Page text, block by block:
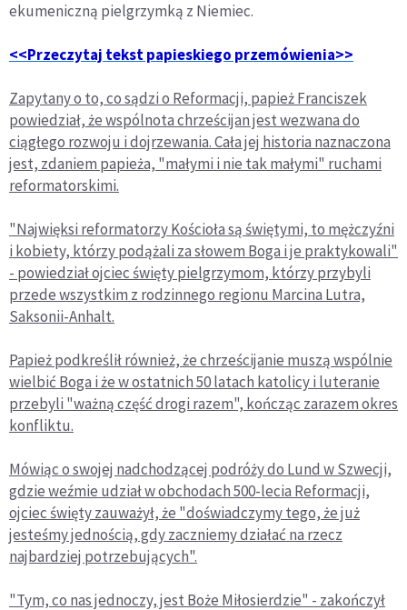
ekumeniczną pielgrzymką z Niemiec.
<<Przeczytaj tekst papieskiego przemówienia>>
Zapytany o to, co sądzi o Reformacji, papież Franciszek
powiedział, że wspólnota chrześcijan jest wezwana do
ciągłego rozwoju i dojrzewania. Cała jej historia naznaczona
jest, zdaniem papieża, "małymi i nie tak małymi" ruchami
reformatorskimi.
"Najwięksi reformatorzy Kościoła są świętymi, to mężczyźni
i kobiety, którzy podążali za słowem Boga i je praktykowali"
- powiedział ojciec święty pielgrzymom, którzy przybyli
przede wszystkim z rodzinnego regionu Marcina Lutra,
Saksonii-Anhalt.
Papież podkreślił również, że chrześcijanie muszą wspólnie
wielbić Boga i że w ostatnich 50 latach katolicy i luteranie
przebyli "ważną część drogi razem", kończąc zarazem okres
konfliktu.
Mówiąc o swojej nadchodzącej podróży do Lund w Szwecji,
gdzie weźmie udział w obchodach 500-lecia Reformacji,
ojciec święty zauważył, że "doświadczymy tego, że już
jesteśmy jednością, gdy zaczniemy działać na rzecz
najbardziej potrzebujących".
"Tym, co nas jednoczy, jest Boże Miłosierdzie" - zakończył